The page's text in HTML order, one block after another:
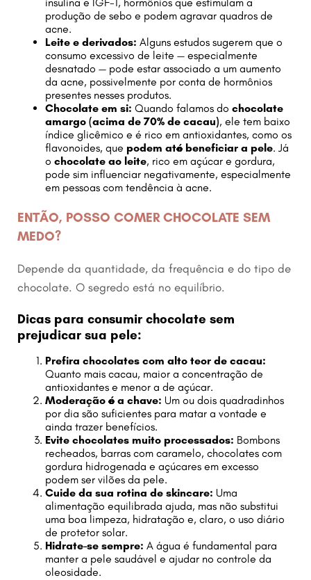
insulina e IGF-1, hormônios que estimulam a
produção de sebo e podem agravar quadros de
acne.
Leite e derivados: Alguns estudos sugerem que o
consumo excessivo de leite — especialmente
desnatado — pode estar associado a um aumento
da acne, possivelmente por conta de hormônios
presentes nesses produtos.
Chocolate em si: Quando falamos do chocolate
amargo (acima de 70% de cacau), ele tem baixo
índice glicêmico e é rico em antioxidantes, como os
flavonoides, que podem até beneficiar a pele. Já
o chocolate ao leite, rico em açúcar e gordura,
pode sim influenciar negativamente, especialmente
em pessoas com tendência à acne.
ENTÃO, POSSO COMER CHOCOLATE SEM
MEDO?
Depende da quantidade, da frequência e do tipo de
chocolate. O segredo está no equilíbrio.
Dicas para consumir chocolate sem
prejudicar sua pele:
Prefira chocolates com alto teor de cacau:
Quanto mais cacau, maior a concentração de
antioxidantes e menor a de açúcar.
Moderação é a chave: Um ou dois quadradinhos
por dia são suficientes para matar a vontade e
ainda trazer benefícios.
Evite chocolates muito processados: Bombons
recheados, barras com caramelo, chocolates com
gordura hidrogenada e açúcares em excesso
podem ser vilões da pele.
Cuide da sua rotina de skincare: Uma
alimentação equilibrada ajuda, mas não substitui
uma boa limpeza, hidratação e, claro, o uso diário
de protetor solar.
Hidrate-se sempre: A água é fundamental para
manter a pele saudável e ajudar no controle da
oleosidade.